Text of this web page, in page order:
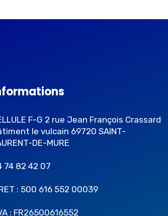
F-G 2 rue Jean François Crassard
le vulcain 69720 SAINT-
DE-MURE
74 82 42 07
: 500 616 552 00039
: FR26500616552